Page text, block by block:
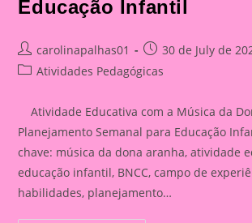
Educação Infantil
Post
author:
carolinapalhas01
Post
published:
30 de July de
PostAtividades Pedagógicas
Atividade Educativa com a Música da
Planejamento Semanal para Educação
chave: música da dona aranha, atividade
educação infantil, BNCC, campo de
habilidades, planejamento…